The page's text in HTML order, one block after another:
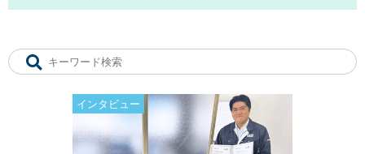
インタビュー